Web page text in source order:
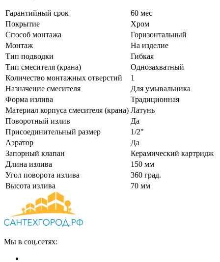
Гарантийный срок
60 мес
Покрытие
Хром
Способ монтажа
Горизонтальный
Монтаж
На изделие
Тип подводки
Гибкая
Тип смесителя (крана)
Однозахватный
Количество монтажных отверстий
1
Назначение смесителя
Для умывальника
Форма излива
Традиционная
Материал корпуса смесителя (крана) Латунь
Поворотный излив
Да
Присоединительный размер
1/2"
Аэратор
Да
Запорный клапан
Керамический картридж
Длина излива
150 мм
Угол поворота излива
360 град.
Высота излива
70 мм
Мы в соц.сетях: